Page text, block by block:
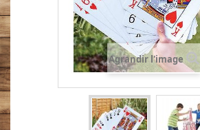
Agrandir l'image